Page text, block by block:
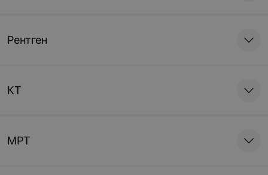
Рентген
КТ
МРТ